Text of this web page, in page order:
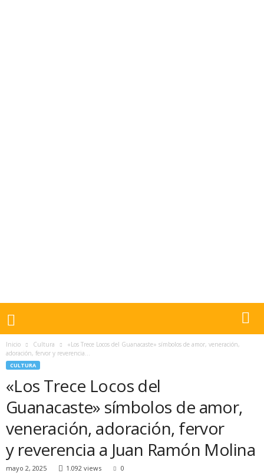
Inicio Cultura
«Los Trece Locos del Guanacaste» símbolos de amor, veneración,
adoración, fervor y reverencia...
CULTURA
«Los Trece Locos del
Guanacaste» símbolos de amor,
veneración, adoración, fervor
y reverencia a Juan Ramón Molina
mayo 2, 2025 1.092 views 0